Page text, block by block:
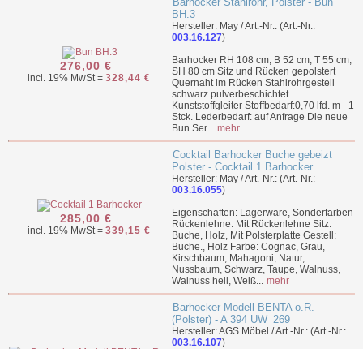
276,00 €
incl. 19% MwSt = 328,44 €
BH.3
Hersteller: May / Art.-Nr.: (Art.-Nr.:
003.16.127)
Barhocker RH 108 cm, B 52 cm, T 55 cm,
SH 80 cm Sitz und Rücken gepolstert
Quernaht im Rücken Stahlrohrgestell
schwarz pulverbeschichtet
Kunststoffgleiter Stoffbedarf:0,70 lfd. m - 1
Stck. Lederbedarf: auf Anfrage Die neue
Bun Ser... mehr
285,00 €
incl. 19% MwSt = 339,15 €
Cocktail Barhocker Buche gebeizt
Polster - Cocktail 1 Barhocker
Hersteller: May / Art.-Nr.: (Art.-Nr.:
003.16.055)
Eigenschaften: Lagerware, Sonderfarben
Rückenlehne: Mit Rückenlehne Sitz:
Buche, Holz, Mit Polsterplatte Gestell:
Buche., Holz Farbe: Cognac, Grau,
Kirschbaum, Mahagoni, Natur,
Nussbaum, Schwarz, Taupe, Walnuss,
Walnuss hell, Weiß... mehr
Barhocker Modell BENTA o.R.
(Polster) - A 394 UW_269
Hersteller: AGS Möbel / Art.-Nr.: (Art.-Nr.:
003.16.107)